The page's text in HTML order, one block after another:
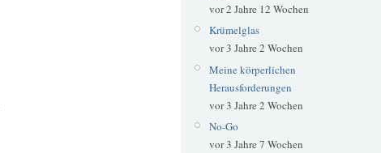
vor 2 Jahre 12 Wochen
Krümelglas
vor 3 Jahre 2 Wochen
Meine körperlichen
Herausforderungen
vor 3 Jahre 2 Wochen
No-Go
vor 3 Jahre 7 Wochen